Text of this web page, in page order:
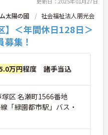
太陽の國 社会福祉法人朋光会
】＜年間休日128日＞
集！
万円程度 諸手当込
区 名瀬町1566番地
「緑園都市駅」バス・